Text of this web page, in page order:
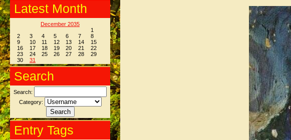
Latest Month
December 2035
1
2
3 4 5 6 7
8
9
10 11 12 13 14
15
16
17 18 19 20 21
22
23
24 25 26 27 28
29
30
31
Search
Search:
Category:
Entry Tags